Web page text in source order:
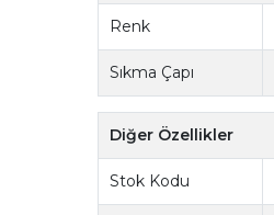
Renk
Sıkma Çapı
Diğer Özellikler
Stok Kodu